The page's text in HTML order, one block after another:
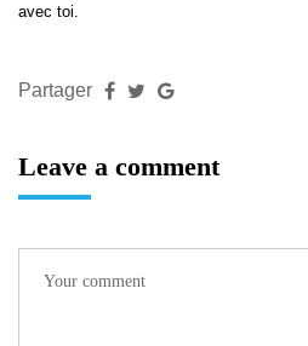
avec toi.
Partager
Leave a comment